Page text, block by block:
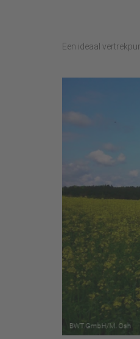
Een ideaal